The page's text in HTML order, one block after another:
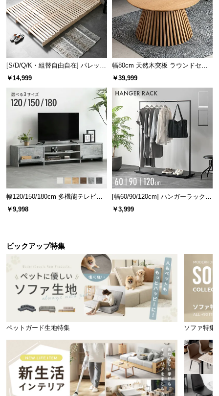
展開時
横幅 奥行き 高さ
約80㎝ 約70㎝
収納時
横幅 奥行き
約80㎝ 約7.5㎝ 約73.5㎝
充実のアフターサービス
商品のお届けから、ご購入後のアフターサービスま
で、トータルでご満足頂けるように努めています。
安心と信頼の「3ヶ月保証」
3ヶ月保証
[S/D/Q/K・組替自由自在] パレット
ベッド 8/12/16枚セット
￥14,999
幅80cm 天然木突板 ラウンドセン
ターテーブル 美しい格子デザイン
￥39,999
幅120/150/180cm 多機能テレビボ
ード 木目/石目調 オープン収納・
引き出し収納付き
￥9,998
[幅60/90/120cm] ハンガーラック
スチール 4段階高さ調節 サイドフ
ック オープンラック シンプル
￥3,999
ピックアップ特集
ペットガード生地特集 ソファ特集